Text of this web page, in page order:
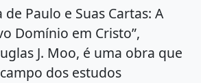
de Paulo e Suas Cartas: A
Domínio em Cristo”,
J. Moo, é uma obra que
dos estudos